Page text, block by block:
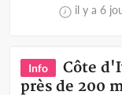
il y a 6
Info
Côte
près de 200